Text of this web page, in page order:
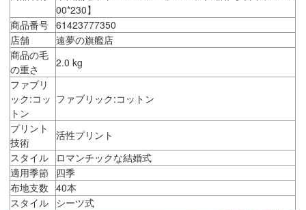
00*230】
商品番号 61423777350
店舗
遠夢の旗艦店
商品の毛
の重さ
2.0 kg
ファブリ
ック:コッ
トン
ファブリック:コットン
プリント
技術
活性プリント
スタイル
ロマンチックな結婚式
適用季節
四季
布地支数
40本
スタイル シーツ式